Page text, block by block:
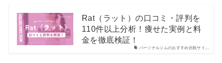
パーソナルジムのおすすめ比較サイ…
Rat（ラット）の口コミ・評判を
110件以上分析！痩せた実例と料
金を徹底検証！